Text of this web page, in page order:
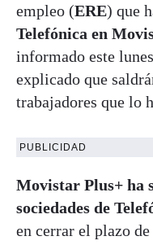
empleo (ERE) que
Telefónica en
informado este
explicado que
trabajadores que lo
PUBLICIDAD
Movistar Plus+ ha
sociedades de
en cerrar el plazo